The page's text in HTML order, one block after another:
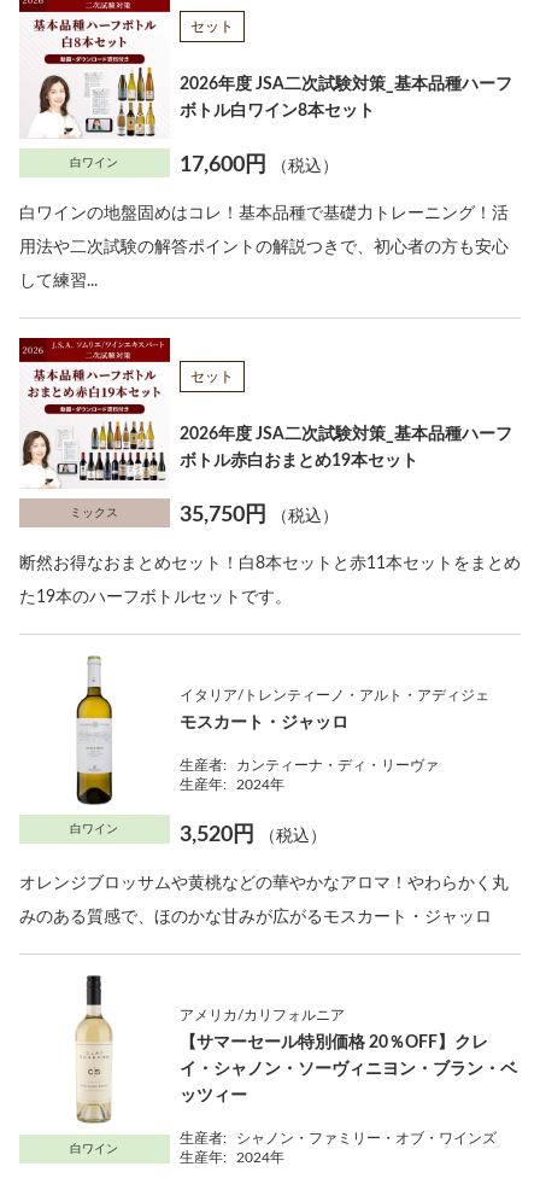
白ワイン
セット
2026年度 JSA二次試験対策_基本品種ハーフ
ボトル白ワイン8本セット
17,600円 （税込）
白ワインの地盤固めはコレ！基本品種で基礎力トレーニング！活
用法や二次試験の解答ポイントの解説つきで、初心者の方も安心
して練習...
ミックス
セット
2026年度 JSA二次試験対策_基本品種ハーフ
ボトル赤白おまとめ19本セット
35,750円 （税込）
断然お得なおまとめセット！白8本セットと赤11本セットをまとめ
た19本のハーフボトルセットです。
白ワイン
イタリア/トレンティーノ・アルト・アディジェ
モスカート・ジャッロ
生産者:
カンティーナ・ディ・リーヴァ
生産年:
2024年
3,520円 （税込）
オレンジブロッサムや黄桃などの華やかなアロマ！やわらかく丸
みのある質感で、ほのかな甘みが広がるモスカート・ジャッロ
白ワイン
アメリカ/カリフォルニア
【サマーセール特別価格 20％OFF】クレ
イ・シャノン・ソーヴィニヨン・ブラン・ベ
ッツィー
生産者:
シャノン・ファミリー・オブ・ワインズ
生産年:
2024年